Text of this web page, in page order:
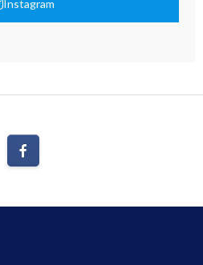
Instagram